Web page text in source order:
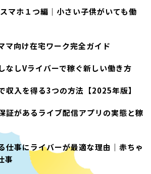
マホ１つ編｜小さい子供がいても働
マ向け在宅ワーク完全ガイド
なしVライバーで稼ぐ新しい働き方
収入を得る3つの方法【2025年版】
証があるライブ配信アプリの実態と稼
仕事にライバーが最適な理由｜赤ちゃ
事